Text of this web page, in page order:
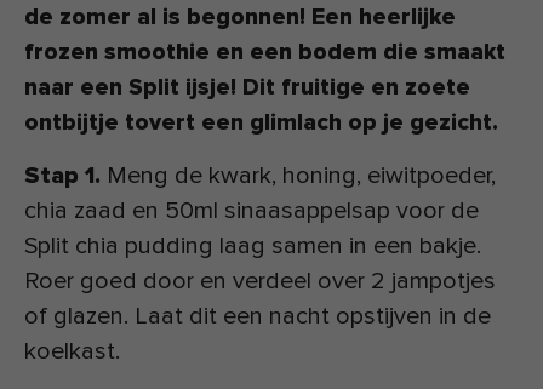
de zomer al is begonnen! Een heerlijke
frozen smoothie en een bodem die smaakt
naar een Split ijsje! Dit fruitige en zoete
ontbijtje tovert een glimlach op je gezicht.
Stap 1. Meng de kwark, honing, eiwitpoeder,
chia zaad en 50ml sinaasappelsap voor de
Split chia pudding laag samen in een bakje.
Roer goed door en verdeel over 2 jampotjes
of glazen. Laat dit een nacht opstijven in de
koelkast.